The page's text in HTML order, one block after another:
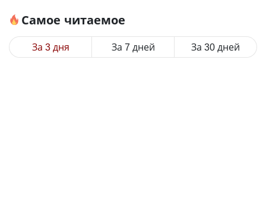
Самое читаемое
За 3 дня За 7 дней За 30 дней